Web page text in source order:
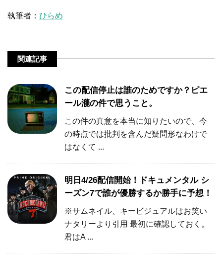
執筆者： ひらめ
関連記事
この配信停止は誰のためですか？ピエ
ール瀧の件で思うこと。
この件の真意を本当に知りたいので、今
の時点では批判を含んだ疑問形なわけで
はなくて ...
明日4/26配信開始！ドキュメンタル シ
ーズン7で誰が優勝するか勝手に予想！
※サムネイル、キービジュアルはお笑い
ナタリーより引用 最初に確認しておく。
君はA ...